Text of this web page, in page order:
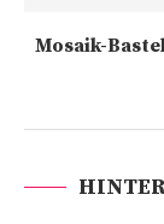
Mosaik-